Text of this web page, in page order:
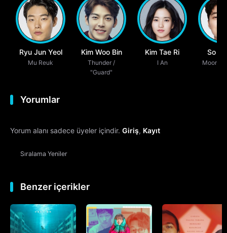
Ryu Jun Yeol
Mu Reuk
Kim Woo Bin
Thunder /
"Guard"
Kim Tae Ri
I An
So Ji
Moon
Yorumlar
Yorum alanı sadece üyeler içindir. Giriş, Kayıt
Sıralama Yeniler
Benzer içerikler